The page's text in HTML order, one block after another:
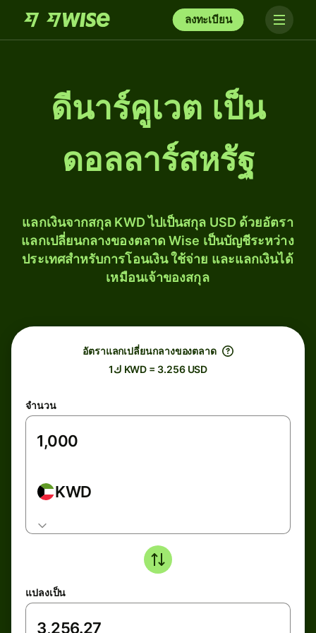
ลงทะเบียน
ดีนาร์คูเวต เป็น
ดอลลาร์สหรัฐ
แลกเงินจากสกุล KWD ไปเป็นสกุล USD ด้วยอัตรา
แลกเปลี่ยนกลางของตลาด Wise เป็นบัญชีระหว่าง
ประเทศสำหรับการโอนเงิน ใช้จ่าย และแลกเงินได้
เหมือนเจ้าของสกุล
อัตราแลกเปลี่ยนกลางของตลาด
ك1 KWD = 3.256 USD
จำนวน
KWD
แปลงเป็น